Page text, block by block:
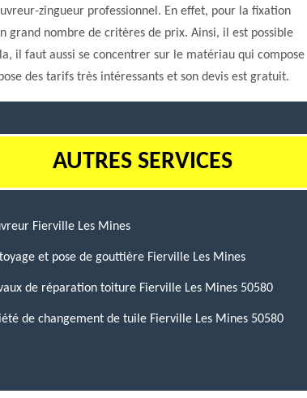
zingueur professionnel. En effet, pour la fixation
grand nombre de critères de prix. Ainsi, il est possible
il faut aussi se concentrer sur le matériau qui compose
des tarifs très intéressants et son devis est gratuit.
AUTRES SERVICES
Fierville Les Mines
et pose de gouttière Fierville Les Mines
de réparation toiture Fierville Les Mines 50580
de changement de tuile Fierville Les Mines 50580